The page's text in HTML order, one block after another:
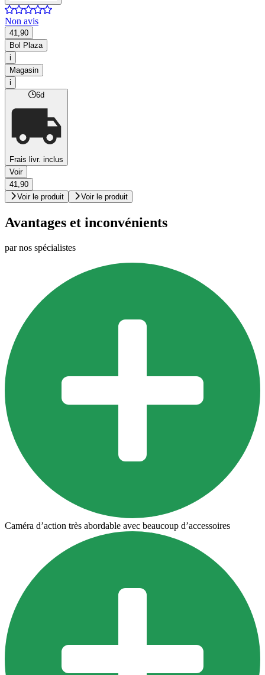
Non avis
41,90
Bol Plaza
i
Magasin
i
6d
Frais livr. inclus
Voir
41,90
Voir le produit
Voir le produit
Avantages et inconvénients
par nos spécialistes
Caméra d’action très abordable avec beaucoup d’accessoires